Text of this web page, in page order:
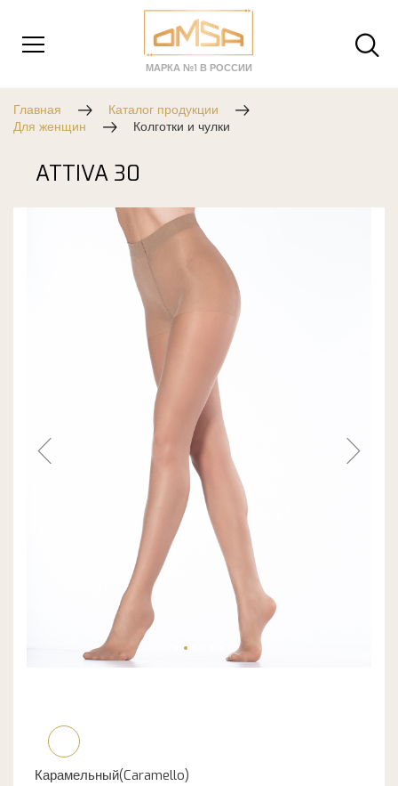
МАРКА №1 В РОССИИ
Главная
Каталог продукции
Для женщин
Колготки и чулки
ATTIVA 30
Карамельный(Caramello)